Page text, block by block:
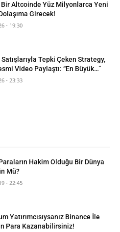
Bir Altcoinde Yüz Milyonlarca Yeni
Girecek!
- 19:30
Tepki Çeken Strategy,
Video Paylaştı: “En Büyük…”
- 23:33
Hakim Olduğu Bir Dünya
Mü?
- 22:45
Yatırımcısıysanız Binance İle
Para Kazanabilirsiniz!